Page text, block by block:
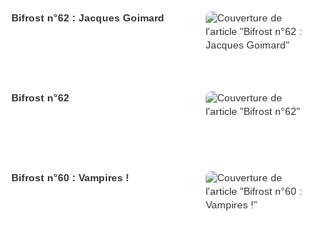
Bifrost n°62 : Jacques Goimard
Bifrost n°62
Bifrost n°60 : Vampires !